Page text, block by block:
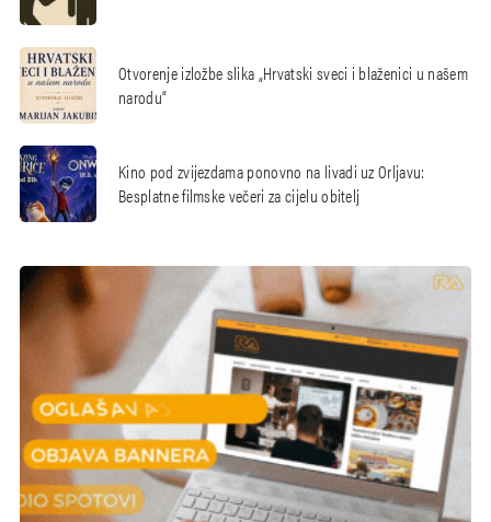
Otvorenje izložbe slika „Hrvatski sveci i blaženici u našem
narodu“
Kino pod zvijezdama ponovno na livadi uz Orljavu:
Besplatne filmske večeri za cijelu obitelj